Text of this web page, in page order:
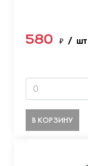
580 ₽ / шт
В КОРЗИНУ